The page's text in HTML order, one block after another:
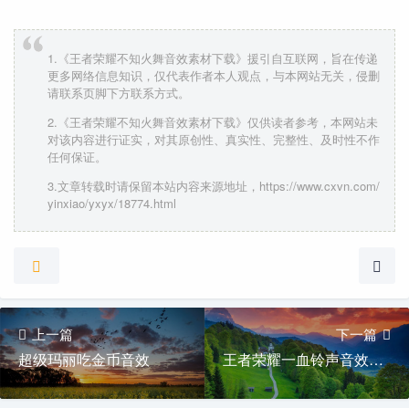
1.《王者荣耀不知火舞音效素材下载》援引自互联网，旨在传递
更多网络信息知识，仅代表作者本人观点，与本网站无关，侵删
请联系页脚下方联系方式。
2.《王者荣耀不知火舞音效素材下载》仅供读者参考，本网站未
对该内容进行证实，对其原创性、真实性、完整性、及时性不作
任何保证。
3.文章转载时请保留本站内容来源地址，https://www.cxvn.com/
yinxiao/yxyx/18774.html
上一篇
超级玛丽吃金币音效
下一篇
王者荣耀一血铃声音效下载 First Blood原声MP3素材